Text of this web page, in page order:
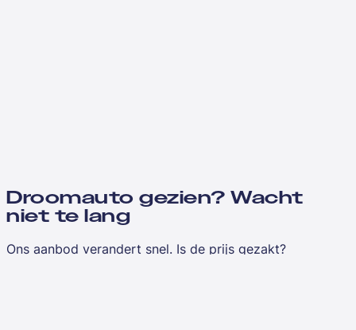
Droomauto gezien? Wacht
niet te lang
Ons aanbod verandert snel. Is de prijs gezakt?